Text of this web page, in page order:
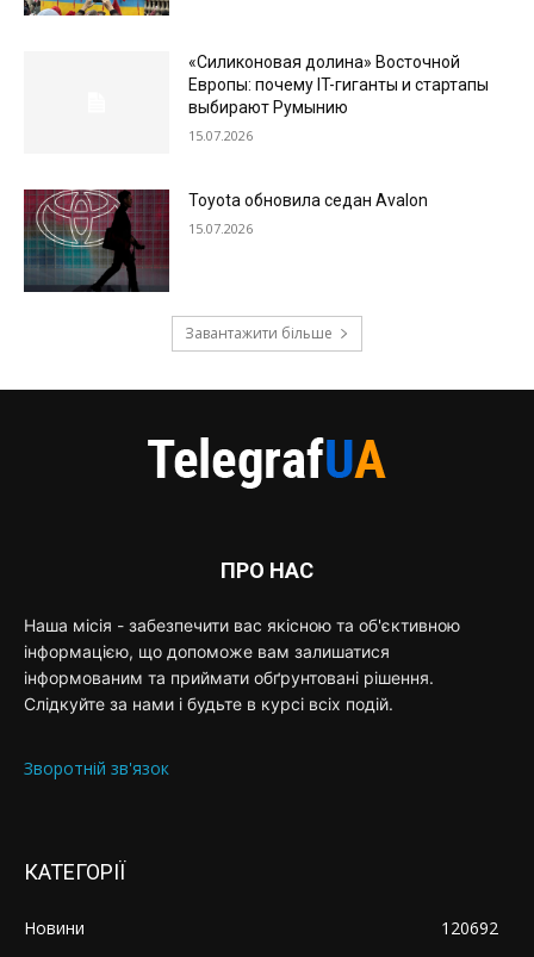
«Силиконовая долина» Восточной
Европы: почему IT-гиганты и стартапы
выбирают Румынию
15.07.2026
Toyota обновила седан Avalon
15.07.2026
Завантажити більше
ПРО НАС
Наша місія - забезпечити вас якісною та об'єктивною
інформацією, що допоможе вам залишатися
інформованим та приймати обґрунтовані рішення.
Слідкуйте за нами і будьте в курсі всіх подій.
Зворотній зв'язок
КАТЕГОРІЇ
Новини
120692